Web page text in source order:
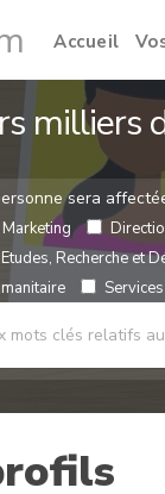
Accueil
milliers
sera
Etudes, Recherche et